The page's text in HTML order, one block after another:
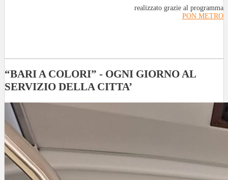
realizzato grazie al programma
PON METRO
“BARI A COLORI” - OGNI GIORNO AL
SERVIZIO DELLA CITTA’